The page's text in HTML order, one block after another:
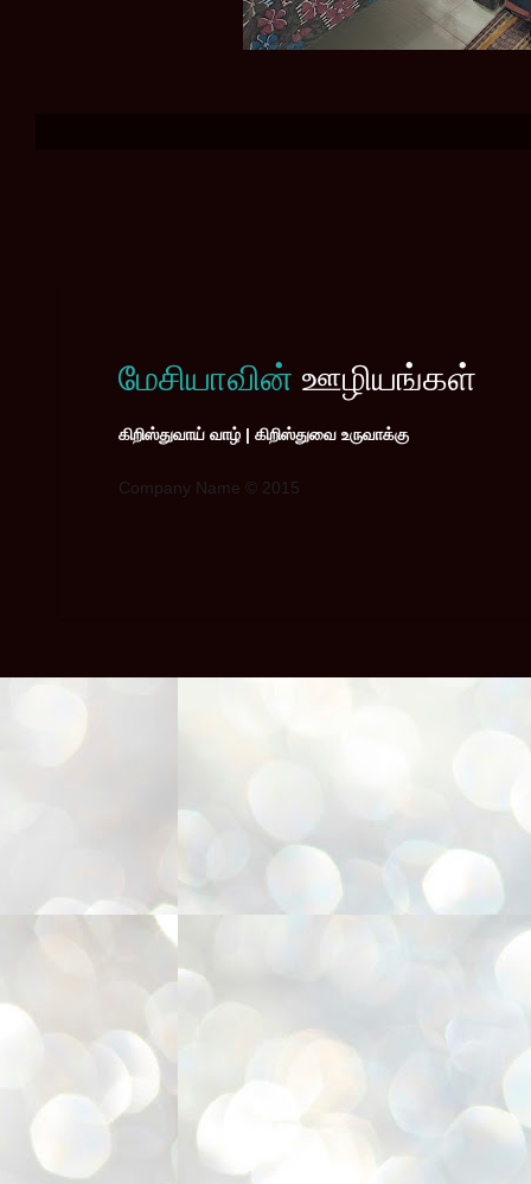
மேசியாவின் ஊழியங்கள்
கிறிஸ்துவாய் வாழ் | கிறிஸ்துவை உருவாக்கு
Company Name © 2015